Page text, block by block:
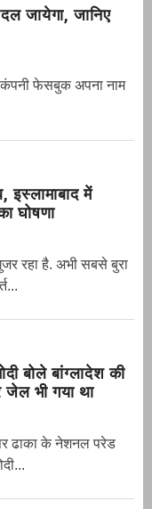
जायेगा, जानिए
कंपनी फेसबुक अपना नाम
इस्लामाबाद में
घोषणा
रहा है. अभी सबसे बुरा
बोले बांग्लादेश की
भी गया था
पर ढाका के नेशनल परेड